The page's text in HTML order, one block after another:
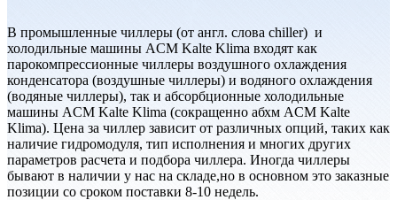
В промышленные чиллеры (от англ. слова chiller) и
холодильные машины ACM Kalte Klima входят как
парокомпрессионные чиллеры воздушного охлаждения
конденсатора (воздушные чиллеры) и водяного охлаждения
(водяные чиллеры), так и абсорбционные холодильные
машины ACM Kalte Klima (сокращенно абхм ACM Kalte
Klima). Цена за чиллер зависит от различных опций, таких как
наличие гидромодуля, тип исполнения и многих других
параметров расчета и подбора чиллера. Иногда чиллеры
бывают в наличии у нас на складе,но в основном это заказные
позиции со сроком поставки 8-10 недель.